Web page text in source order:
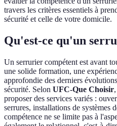
travers les critères essentiels à
sécurité et celle de votre domicile.
Qu'est-ce qu'un
Un serrurier compétent est avant
une solide formation, une
approfondie des derniers
sécurité. Selon UFC-Que Choisir
proposer des services variés :
serrures, installations de systèmes
compétence ne se limite pas à